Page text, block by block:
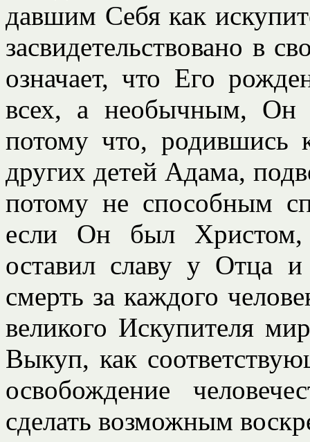
давшим Себя как
засвидетельствовано в
означает, что Его
всех, а необычным, Он
потому что,
других детей Адама,
потому не способным
если Он был
оставил славу у Отца
смерть за каждого
великого Искупителя
Выкуп, как
освобождение
сделать возможным